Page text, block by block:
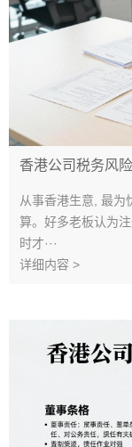
香港公司税务风
从事香港生意, 最为
算。好多老板认为
时才···
详细内容 >